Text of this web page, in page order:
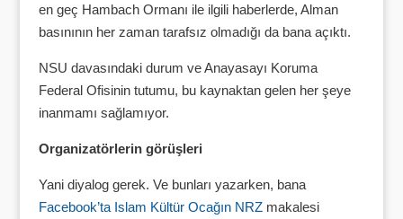
en geç Hambach Ormanı ile ilgili haberlerde, Alman
basınının her zaman tarafsız olmadığı da bana açıktı.
NSU davasındaki durum ve Anayasayı Koruma
Federal Ofisinin tutumu, bu kaynaktan gelen her şeye
inanmamı sağlamıyor.
Organizatörlerin görüşleri
Yani diyalog gerek. Ve bunları yazarken, bana
Facebook’ta Islam Kültür Ocağın NRZmakalesi